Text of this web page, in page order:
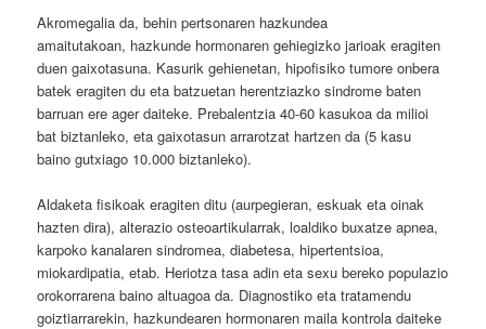
Akromegalia da, behin pertsonaren hazkundea
amaitutakoan, hazkunde hormonaren gehiegizko jarioak eragiten
duen gaixotasuna. Kasurik gehienetan, hipofisiko tumore onbera
batek eragiten du eta batzuetan herentziazko sindrome baten
barruan ere ager daiteke. Prebalentzia 40-60 kasukoa da milioi
bat biztanleko, eta gaixotasun arrarotzat hartzen da (5 kasu
baino gutxiago 10.000 biztanleko).
Aldaketa fisikoak eragiten ditu (aurpegieran, eskuak eta oinak
hazten dira), alterazio osteoartikularrak, loaldiko buxatze apnea,
karpoko kanalaren sindromea, diabetesa, hipertentsioa,
miokardipatia, etab. Heriotza tasa adin eta sexu bereko populazio
orokorrarena baino altuagoa da. Diagnostiko eta tratamendu
goiztiarrarekin, hazkundearen hormonaren maila kontrola daiteke